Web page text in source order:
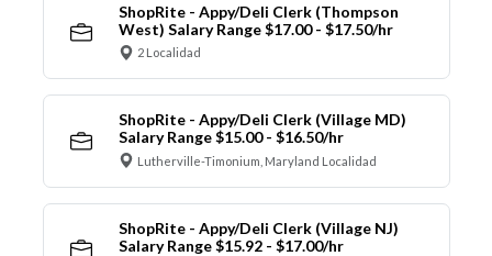
ShopRite - Appy/Deli Clerk (Thompson
West) Salary Range $17.00 - $17.50/hr
2 Localidad
ShopRite - Appy/Deli Clerk (Village MD)
Salary Range $15.00 - $16.50/hr
Lutherville-Timonium, Maryland Localidad
ShopRite - Appy/Deli Clerk (Village NJ)
Salary Range $15.92 - $17.00/hr